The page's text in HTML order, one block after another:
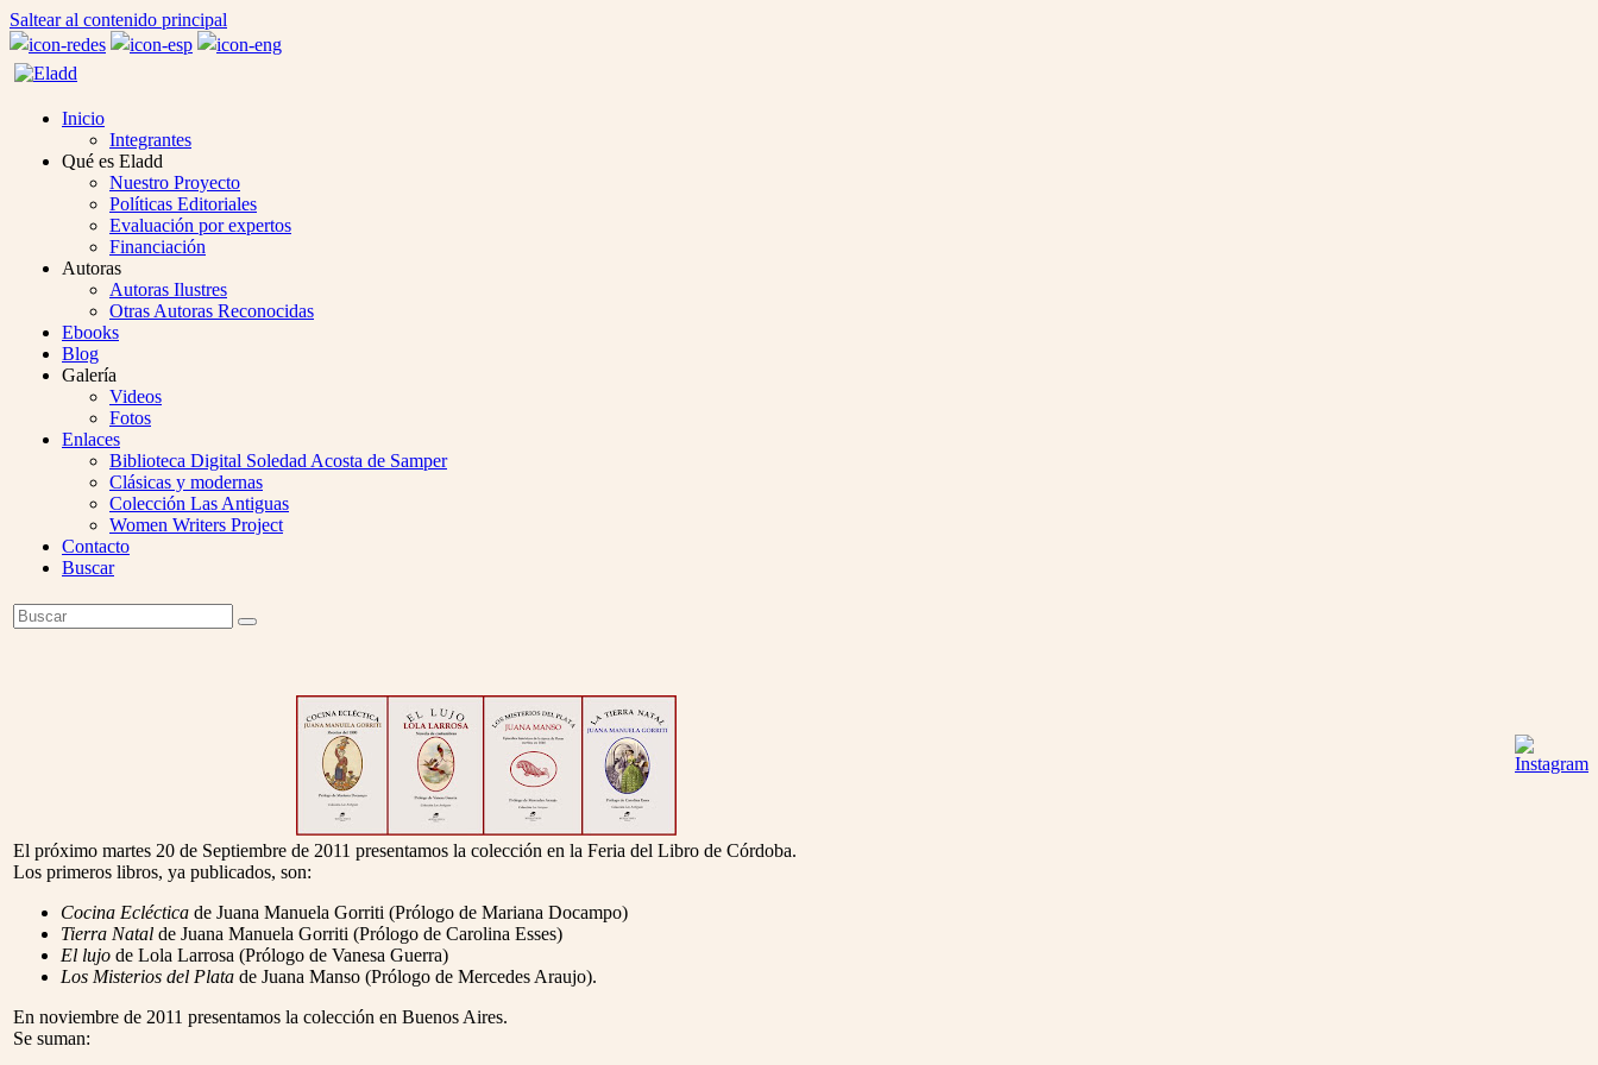
Saltear al contenido principal
Inicio
Integrantes
Qué es Eladd
Nuestro Proyecto
Políticas Editoriales
Evaluación por expertos
Financiación
Autoras
Autoras Ilustres
Otras Autoras Reconocidas
Ebooks
Blog
Galería
Videos
Fotos
Enlaces
Biblioteca Digital Soledad Acosta de Samper
Clásicas y modernas
Colección Las Antiguas
Women Writers Project
Contacto
Buscar
Open
Mobile
Buscar
Enviar
El próximo martes 20 de Septiembre de 2011 presentamos la colección en la Feria del Libro de Córdoba.
Los primeros libros, ya publicados, son:
Cocina Ecléctica de Juana Manuela Gorriti (Prólogo de Mariana Docampo)
Tierra Natal de Juana Manuela Gorriti (Prólogo de Carolina Esses)
El lujo de Lola Larrosa (Prólogo de Vanesa Guerra)
Los Misterios del Plata de Juana Manso (Prólogo de Mercedes Araujo).
En noviembre de 2011 presentamos la colección en Buenos Aires.
Se suman: